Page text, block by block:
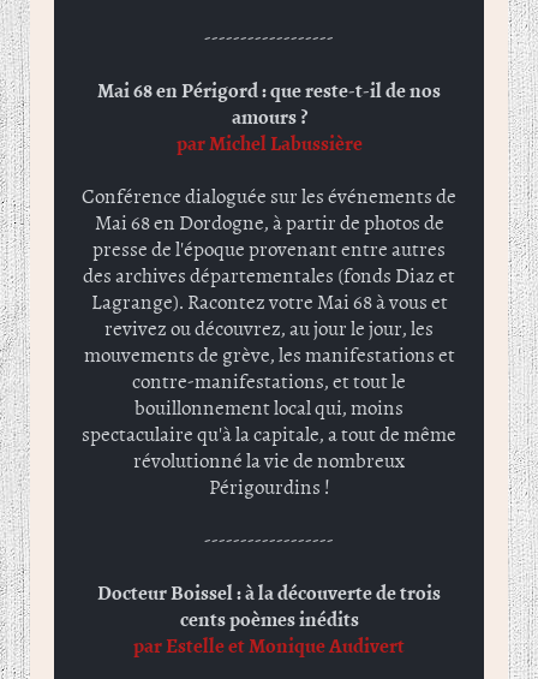
------------------
Mai 68 en Périgord : que reste-t-il de nos
amours ?
par Michel Labussière
Conférence dialoguée sur les événements de
Mai 68 en Dordogne, à partir de photos de
presse de l'époque provenant entre autres
des archives départementales (fonds Diaz et
Lagrange). Racontez votre Mai 68 à vous et
revivez ou découvrez, au jour le jour, les
mouvements de grève, les manifestations et
contre-manifestations, et tout le
bouillonnement local qui, moins
spectaculaire qu'à la capitale, a tout de même
révolutionné la vie de nombreux
Périgourdins !
------------------
Docteur Boissel : à la découverte de trois
cents poèmes inédits
par Estelle et Monique Audivert